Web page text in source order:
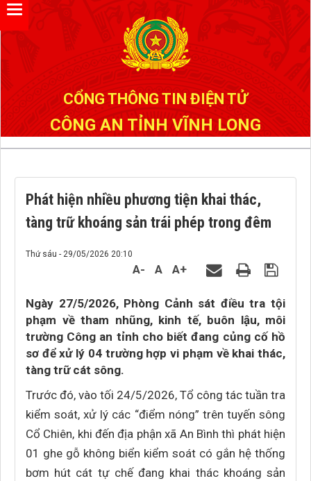
CỔNG THÔNG TIN ĐIỆN TỬ
CÔNG AN TỈNH VĨNH LONG
Phát hiện nhiều phương tiện khai thác,
tàng trữ khoáng sản trái phép trong đêm
Thứ sáu - 29/05/2026 20:10
A- A A+
Ngày 27/5/2026, Phòng Cảnh sát điều tra tội
phạm về tham nhũng, kinh tế, buôn lậu, môi
trường Công an tỉnh cho biết đang củng cố hồ
sơ để xử lý 04 trường hợp vi phạm về khai thác,
tàng trữ cát sông.
Trước đó, vào tối 24/5/2026, Tổ công tác tuần tra
kiểm soát, xử lý các “điểm nóng” trên tuyến sông
Cổ Chiên, khi đến địa phận xã An Bình thì phát hiện
01 ghe gỗ không biển kiểm soát có gắn hệ thống
bơm hút cát tự chế đang khai thác khoáng sản